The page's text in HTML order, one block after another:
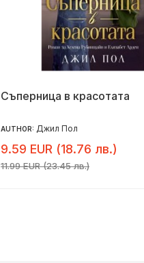
Съперница в красотата
AUTHOR: Джил Пол
9.59 EUR (18.76 лв.)
11.99 EUR (23.45 лв.)